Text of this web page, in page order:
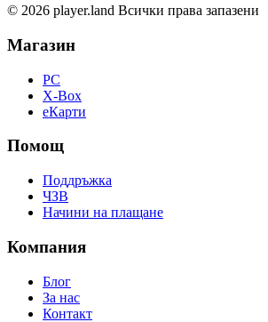
© 2026 player.land Всички права запазени
Магазин
PC
X-Box
eКарти
Помощ
Поддръжка
ЧЗВ
Начини на плащане
Компания
Блог
За нас
Контакт